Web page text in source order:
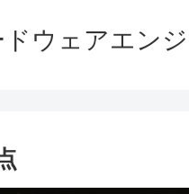
ウェアエン